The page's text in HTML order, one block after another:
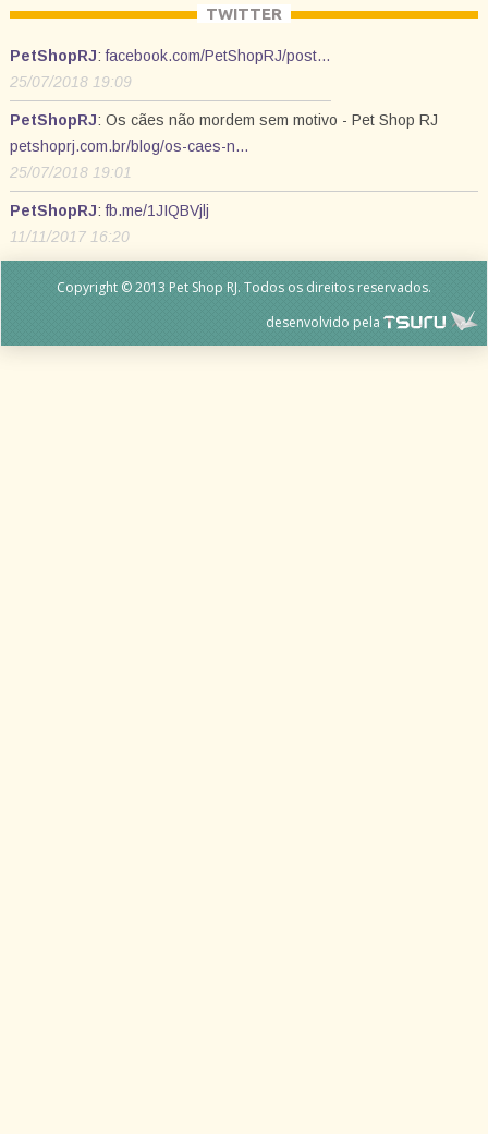
TWITTER
PetShopRJ:facebook.com/PetShopRJ/post…
25/07/2018 19:09
PetShopRJ: Os cães não mordem sem motivo - Pet Shop RJ
petshoprj.com.br/blog/os-caes-n…
25/07/2018 19:01
PetShopRJ:fb.me/1JIQBVjlj
11/11/2017 16:20
Copyright © 2013 Pet Shop RJ. Todos os direitos reservados.
desenvolvido pela